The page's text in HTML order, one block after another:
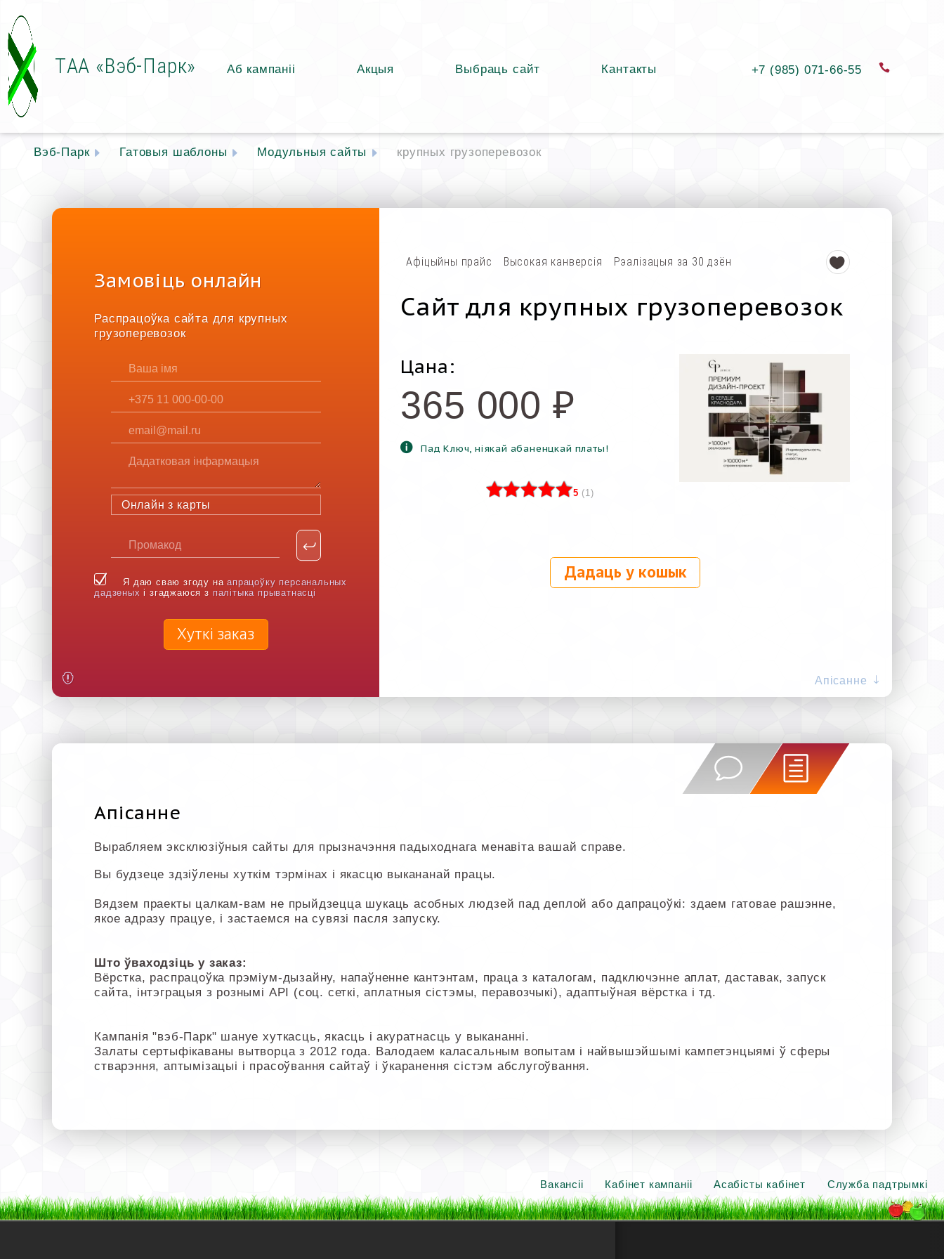
ТАА «Вэб-Парк» Аб кампаніі Акцыя Выбраць сайт Кантакты +7 (985) 071-66-55
Вэб-Парк Гатовыя шаблоны Модульныя сайты крупных грузоперевозок
Замовіць онлайн
Распрацоўка сайта для крупных
грузоперевозок
Онлайн з карты
Я даю сваю згоду наапрацоўку персанальных
дадзеных і згаджаюся з палітыка прыватнасці
Хуткі заказ
Афіцыйны прайс Высокая канверсія Рэалізацыя за 30 дзён
Сайт для крупных грузоперевозок
Цана:
365 000 ₽
Пад Ключ, ніякай абаненцкай платы!
5 (1)
Дадаць у кошык
Апісанне
Апісанне
Вырабляем эксклюзіўныя сайты для прызначэння падыходнага менавіта вашай справе.
Вы будзеце здзіўлены хуткім тэрмінах і якасцю выкананай працы.
Вядзем праекты цалкам-вам не прыйдзецца шукаць асобных людзей пад деплой або дапрацоўкі: здаем гатовае рашэнне,
якое адразу працуе, і застаемся на сувязі пасля запуску.
Што ўваходзіць у заказ:
Вёрстка, распрацоўка прэміум-дызайну, напаўненне кантэнтам, праца з каталогам, падключэнне аплат, даставак, запуск
сайта, інтэграцыя з рознымі API (соц. сеткі, аплатныя сістэмы, перавозчыкі), адаптыўная вёрстка і тд.
Кампанія "вэб-Парк" шануе хуткасць, якасць і акуратнасць у выкананні.
Залаты сертыфікаваны вытворца з 2012 года. Валодаем каласальным вопытам і найвышэйшымі кампетэнцыямі ў сферы
стварэння, аптымізацыі і прасоўвання сайтаў і ўкаранення сістэм абслугоўвання.
Вакансіі Кабінет кампаніі Асабісты кабінет Служба падтрымкі